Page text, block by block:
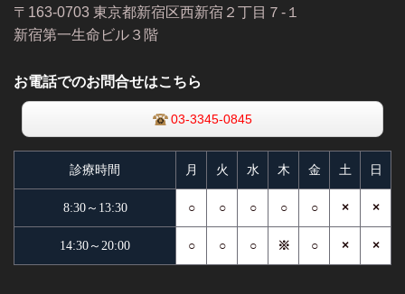
〒163-0703 東京都新宿区西新宿２丁目７-１
新宿第一生命ビル３階
お電話でのお問合せはこちら
03-3345-0845
診療時間 月 火 水 木 金 土 日
8:30～13:30 ○ ○ ○ ○ ○ × ×
14:30～20:00 ○ ○ ○ ※ ○ × ×